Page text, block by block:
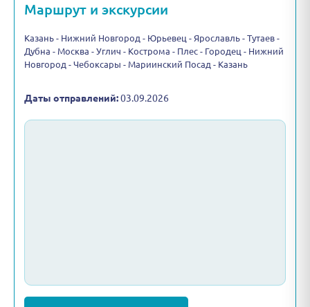
Маршрут и экскурсии
Казань - Нижний Новгород - Юрьевец - Ярославль - Тутаев -
Дубна - Москва - Углич - Кострома - Плес - Городец - Нижний
Новгород - Чебоксары - Мариинский Посад - Казань
Даты отправлений:03.09.2026